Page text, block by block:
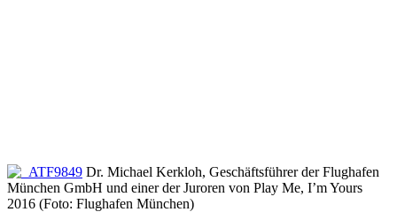
Dr. Michael Kerkloh, Geschäftsführer der Flughafen
München GmbH und einer der Juroren von Play Me, I’m Yours
2016 (Foto: Flughafen München)